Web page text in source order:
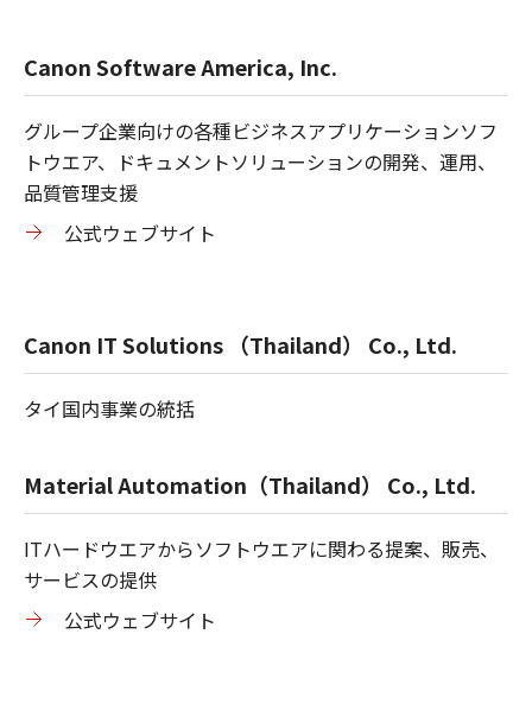
Canon Software America, Inc.
グループ企業向けの各種ビジネスアプリケーションソフ
トウエア、ドキュメントソリューションの開発、運用、
品質管理支援
公式ウェブサイト
Canon IT Solutions （Thailand） Co., Ltd.
タイ国内事業の統括
Material Automation（Thailand） Co., Ltd.
ITハードウエアからソフトウエアに関わる提案、販売、
サービスの提供
公式ウェブサイト